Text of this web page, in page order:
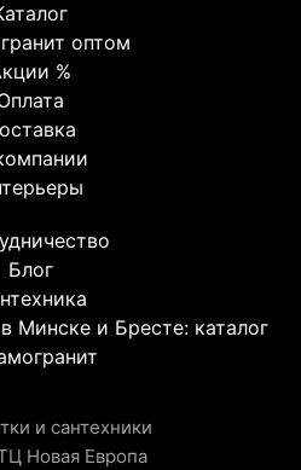
оптом
%
Блог
Минске и Бресте: каталог
и сантехники
Новая Европа